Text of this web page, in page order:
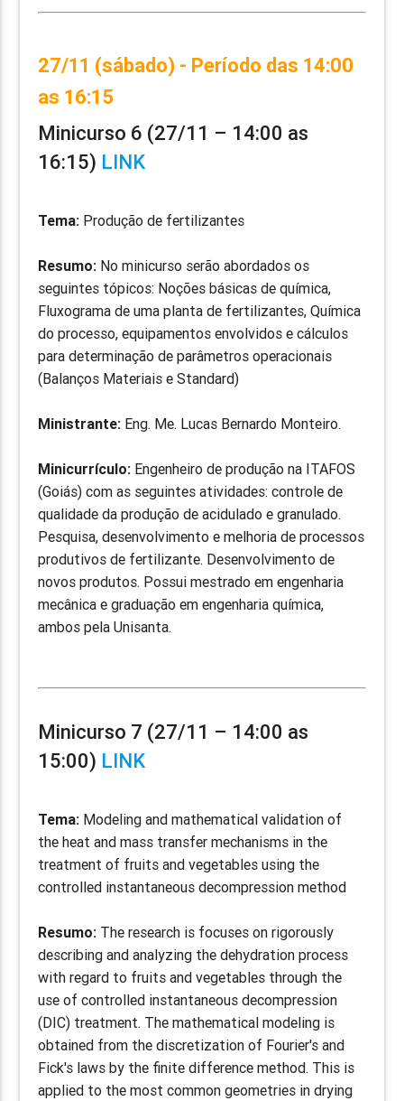
27/11 (sábado) - Período das 14:00
as 16:15
Minicurso 6 (27/11 – 14:00 as
16:15) LINK
Tema: Produção de fertilizantes
Resumo: No minicurso serão abordados os
seguintes tópicos: Noções básicas de química,
Fluxograma de uma planta de fertilizantes, Química
do processo, equipamentos envolvidos e cálculos
para determinação de parâmetros operacionais
(Balanços Materiais e Standard)
Ministrante: Eng. Me. Lucas Bernardo Monteiro.
Minicurrículo: Engenheiro de produção na ITAFOS
(Goiás) com as seguintes atividades: controle de
qualidade da produção de acidulado e granulado.
Pesquisa, desenvolvimento e melhoria de processos
produtivos de fertilizante. Desenvolvimento de
novos produtos. Possui mestrado em engenharia
mecânica e graduação em engenharia química,
ambos pela Unisanta.
Minicurso 7 (27/11 – 14:00 as
15:00) LINK
Tema: Modeling and mathematical validation of
the heat and mass transfer mechanisms in the
treatment of fruits and vegetables using the
controlled instantaneous decompression method
Resumo: The research is focuses on rigorously
describing and analyzing the dehydration process
with regard to fruits and vegetables through the
use of controlled instantaneous decompression
(DIC) treatment. The mathematical modeling is
obtained from the discretization of Fourier's and
Fick's laws by the finite difference method. This is
applied to the most common geometries in drying